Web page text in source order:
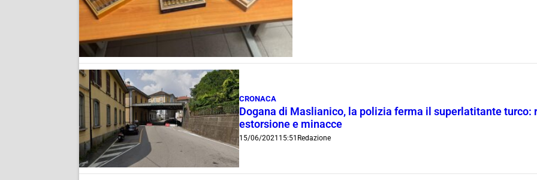
CRONACA
Dogana di Maslianico, la polizia ferma il superlatitante turco:
estorsione e minacce
15/06/2021 15:51 Redazione